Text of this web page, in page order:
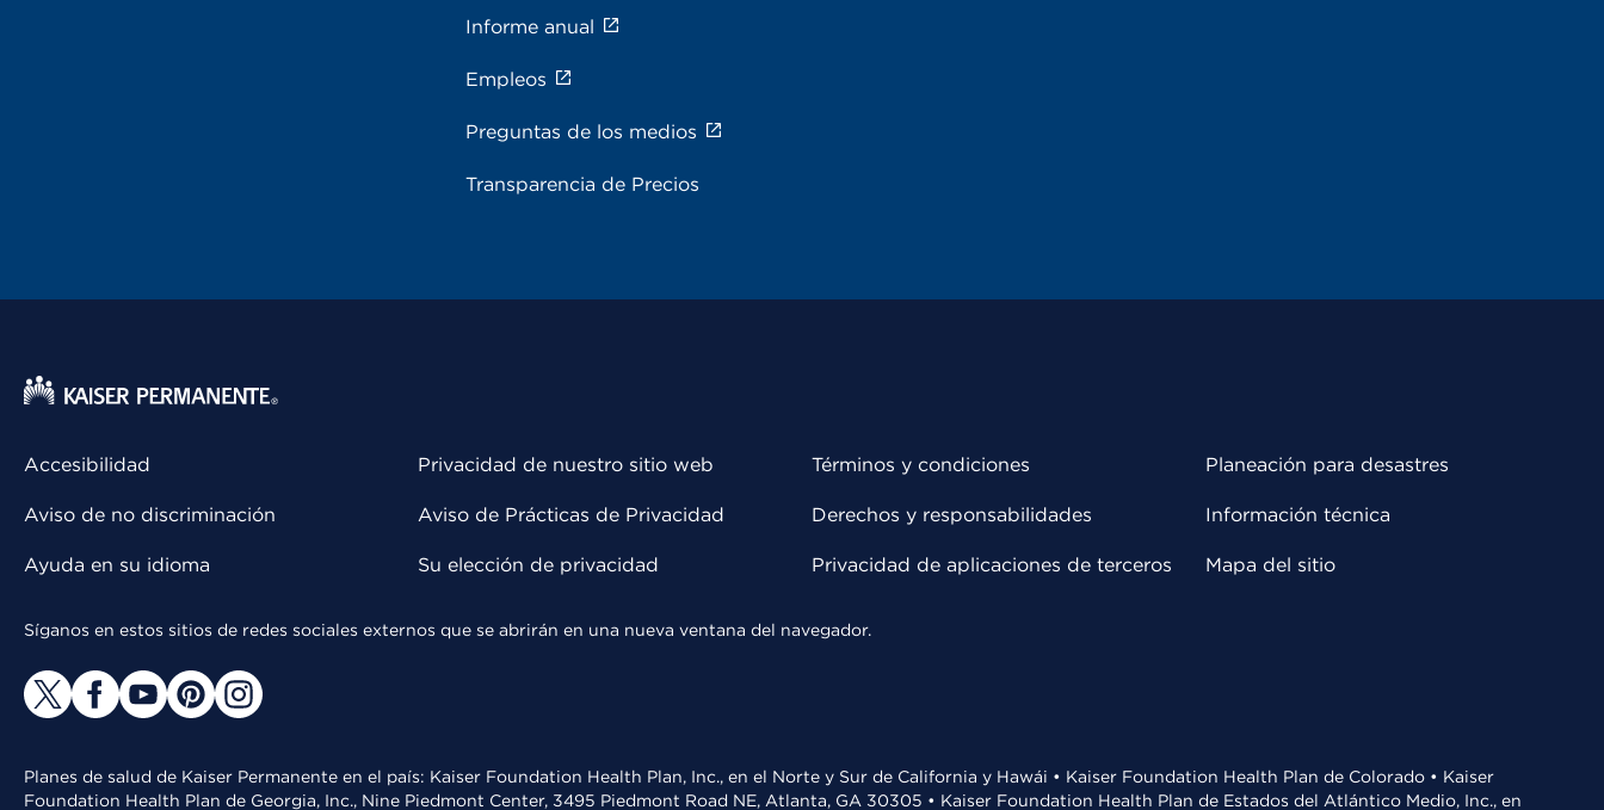
Informe anual
Empleos
Preguntas de los medios
Transparencia de Precios
Accesibilidad
Aviso de no discriminación
Ayuda en su idioma
Privacidad de nuestro sitio web
Aviso de Prácticas de Privacidad
Su elección de privacidad
Términos y condiciones
Derechos y responsabilidades
Privacidad de aplicaciones de terceros
Planeación para desastres
Información técnica
Mapa del sitio
Síganos en estos sitios de redes sociales externos que se abrirán en una nueva ventana del navegador.
Planes de salud de Kaiser Permanente en el país: Kaiser Foundation Health Plan, Inc., en el Norte y Sur de California y Hawái • Kaiser Foundation Health Plan de Colorado • Kaiser
Foundation Health Plan de Georgia, Inc., Nine Piedmont Center, 3495 Piedmont Road NE, Atlanta, GA 30305 • Kaiser Foundation Health Plan de Estados del Atlántico Medio, Inc., en